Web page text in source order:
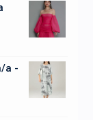
a -